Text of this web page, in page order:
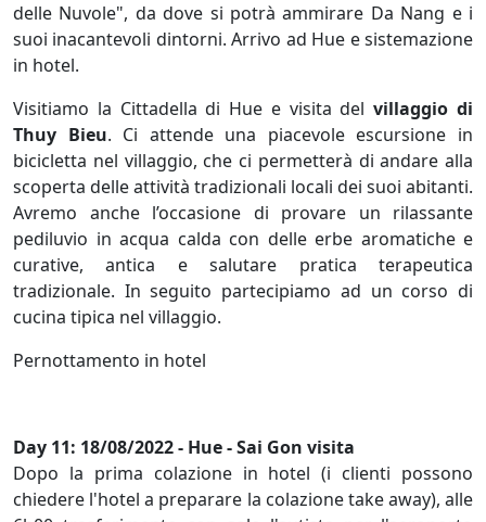
delle Nuvole", da dove si potrà ammirare Da Nang e i
suoi inacantevoli dintorni. Arrivo ad Hue e sistemazione
in hotel.
Visitiamo la Cittadella di Hue e visita delvillaggio di
Thuy Bieu. Ci attende una piacevole escursione in
bicicletta nel villaggio, che ci permetterà di andare alla
scoperta delle attività tradizionali locali dei suoi abitanti.
Avremo anche l’occasione di provare un rilassante
pediluvio in acqua calda con delle erbe aromatiche e
curative, antica e salutare pratica terapeutica
tradizionale. In seguito partecipiamo ad un corso di
cucina tipica nel villaggio.
Pernottamento in hotel
Day 11: 18/08/2022 - Hue - Sai Gon visita
Dopo la prima colazione in hotel (i clienti possono
chiedere l'hotel a preparare la colazione take away), alle